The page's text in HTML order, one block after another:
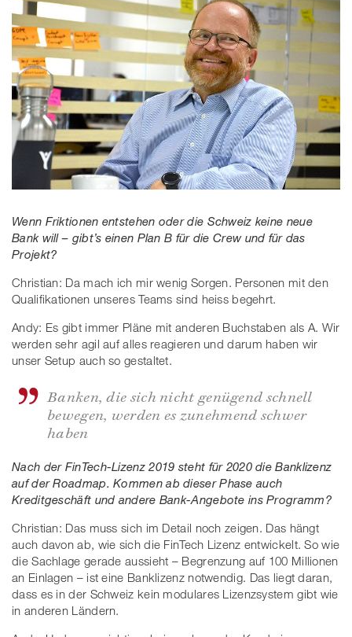
Wenn Friktionen entstehen oder die Schweiz keine neue
Bank will – gibt’s einen Plan B für die Crew und für das
Projekt?
Christian: Da mach ich mir wenig Sorgen. Personen mit den
Qualifikationen unseres Teams sind heiss begehrt.
Andy: Es gibt immer Pläne mit anderen Buchstaben als A. Wir
werden sehr agil auf alles reagieren und darum haben wir
unser Setup auch so gestaltet.
Banken, die sich nicht genügend schnell
bewegen, werden es zunehmend schwer
haben
Nach der FinTech-Lizenz 2019 steht für 2020 die Banklizenz
auf der Roadmap. Kommen ab dieser Phase auch
Kreditgeschäft und andere Bank-Angebote ins Programm?
Christian: Das muss sich im Detail noch zeigen. Das hängt
auch davon ab, wie sich die FinTech Lizenz entwickelt. So wie
die Sachlage gerade aussieht – Begrenzung auf 100 Millionen
an Einlagen – ist eine Banklizenz notwendig. Das liegt daran,
dass es in der Schweiz kein modulares Lizenzsystem gibt wie
in anderen Ländern.